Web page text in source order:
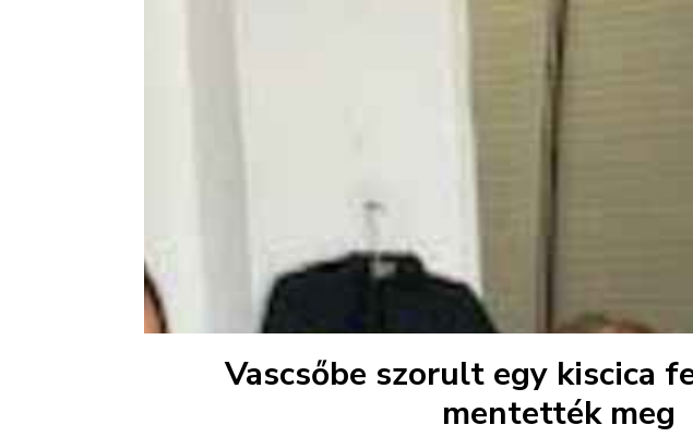
Vascsőbe szorult egy kiscica
mentették meg